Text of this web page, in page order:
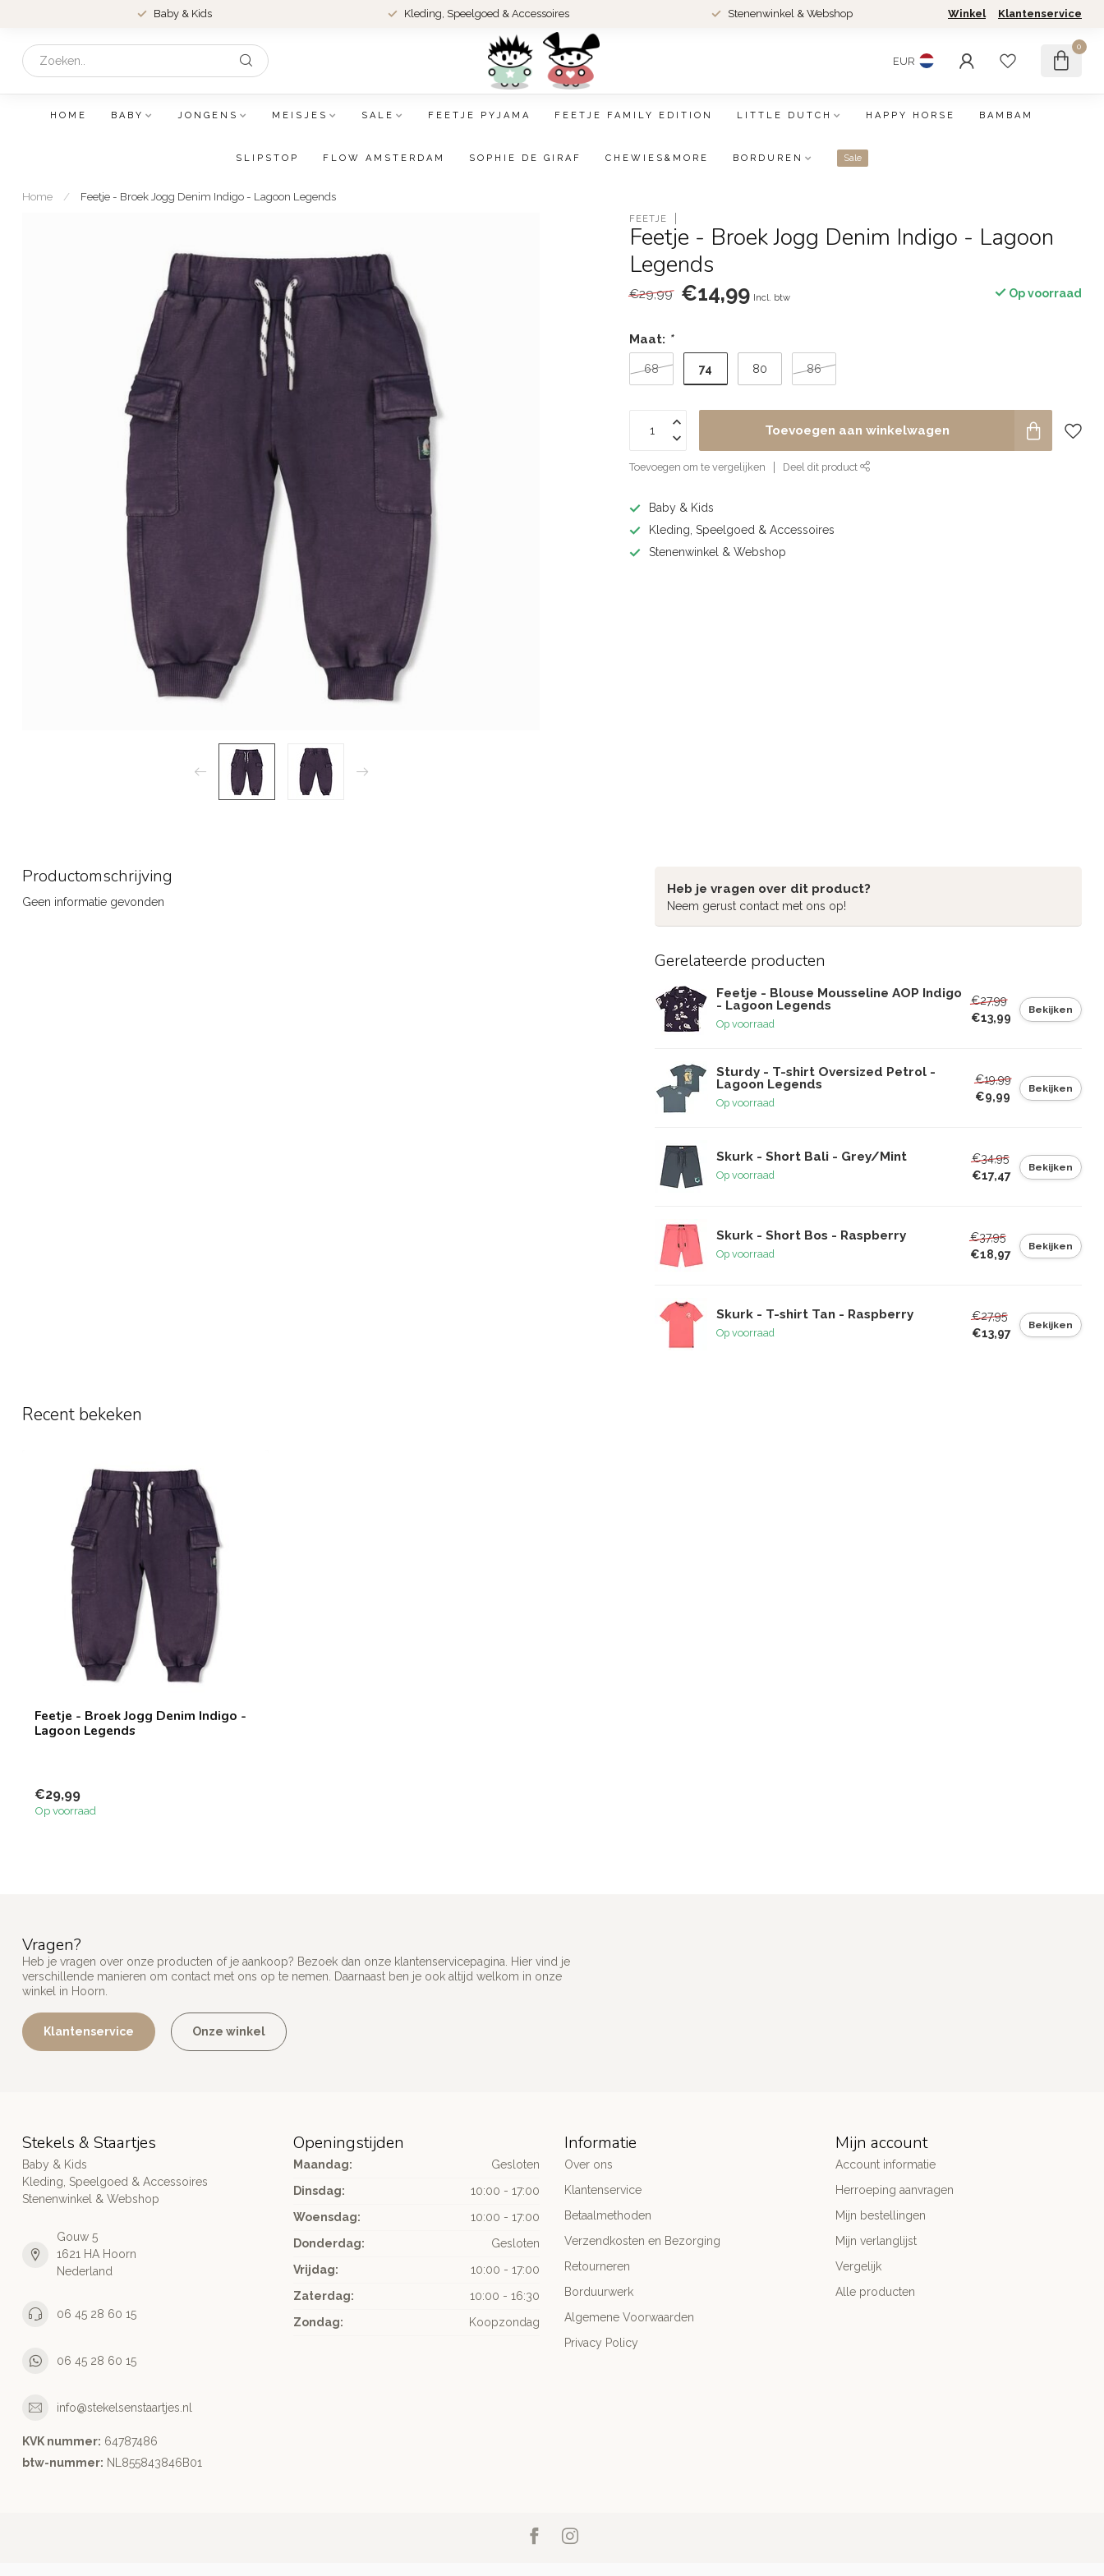
Baby & Kids Kleding, Speelgoed & Accessoires Stenenwinkel & Webshop Winkel Klantenservice
EUR
0
HOME BABY JONGENS MEISJES SALE FEETJE PYJAMA FEETJE FAMILY EDITION LITTLE DUTCH HAPPY HORSE BAMBAM
SLIPSTOP FLOW AMSTERDAM SOPHIE DE GIRAF CHEWIES&MORE BORDUREN Sale
Home / Feetje - Broek Jogg Denim Indigo - Lagoon Legends
FEETJE
Feetje - Broek Jogg Denim Indigo - Lagoon
Legends
€29,99 €14,99 Incl. btw Op voorraad
Maat: *
68 74 80 86
Toevoegen aan winkelwagen
Toevoegen om te vergelijken Deel dit product
Baby & Kids
Kleding, Speelgoed & Accessoires
Stenenwinkel & Webshop
Productomschrijving
Geen informatie gevonden
Heb je vragen over dit product?
Neem gerust contact met ons op!
Gerelateerde producten
Feetje - Blouse Mousseline AOP Indigo
- Lagoon Legends
Op voorraad
€27,99
€13,99
Bekijken
Sturdy - T-shirt Oversized Petrol -
Lagoon Legends
Op voorraad
€19,99
€9,99
Bekijken
Skurk - Short Bali - Grey/Mint
Op voorraad
€34,95
€17,47
Bekijken
Skurk - Short Bos - Raspberry
Op voorraad
€37,95
€18,97
Bekijken
Skurk - T-shirt Tan - Raspberry
Op voorraad
€27,95
€13,97
Bekijken
Recent bekeken
Feetje - Broek Jogg Denim Indigo -
Lagoon Legends
€29,99
Op voorraad
Vragen?
Heb je vragen over onze producten of je aankoop? Bezoek dan onze klantenservicepagina. Hier vind je
verschillende manieren om contact met ons op te nemen. Daarnaast ben je ook altijd welkom in onze
winkel in Hoorn.
Klantenservice Onze winkel
Stekels & Staartjes
Baby & Kids
Kleding, Speelgoed & Accessoires
Stenenwinkel & Webshop
Gouw 5
1621 HA Hoorn
Nederland
06 45 28 60 15
06 45 28 60 15
info@stekelsenstaartjes.nl
KVK nummer: 64787486
btw-nummer: NL855843846B01
Openingstijden
Maandag:
Gesloten
Dinsdag:
10:00 - 17:00
Woensdag:
10:00 - 17:00
Donderdag:
Gesloten
Vrijdag:
10:00 - 17:00
Zaterdag:
10:00 - 16:30
Zondag:
Koopzondag
Informatie
Over ons
Klantenservice
Betaalmethoden
Verzendkosten en Bezorging
Retourneren
Borduurwerk
Algemene Voorwaarden
Privacy Policy
Mijn account
Account informatie
Herroeping aanvragen
Mijn bestellingen
Mijn verlanglijst
Vergelijk
Alle producten